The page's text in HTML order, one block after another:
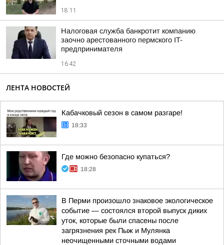
18:11
Налоговая служба банкротит компанию
заочно арестованного пермского IT-
предпринимателя
16:42
ЛЕНТА НОВОСТЕЙ
Кабачковый сезон в самом разгаре!
18:33
Где можно безопасно купаться?
18:28
В Перми произошло знаковое экологическое
событие — состоялся второй выпуск диких
уток, которые были спасены после
загрязнения рек Пыж и Мулянка
неочищенными сточными водами